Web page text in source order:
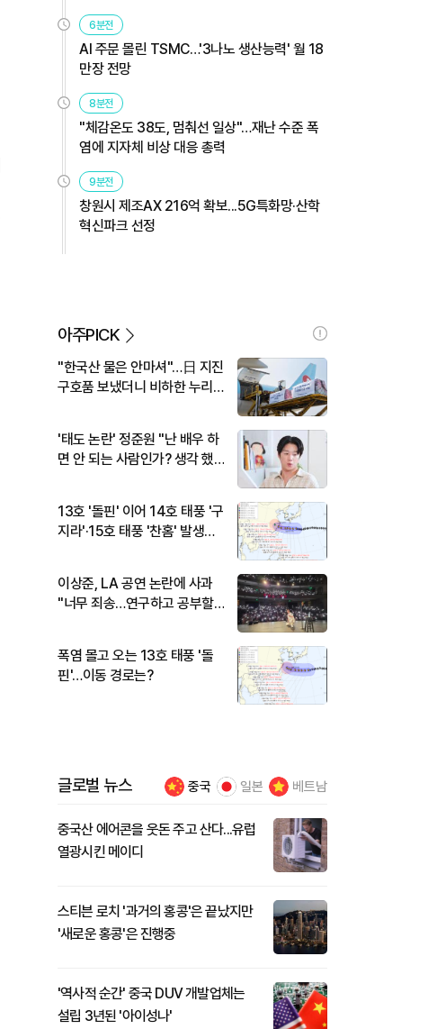
6분전
AI 주문 몰린 TSMC…'3나노 생산능력' 월 18
만장 전망
8분전
"체감온도 38도, 멈춰선 일상"…재난 수준 폭
염에 지자체 비상 대응 총력
9분전
창원시 제조AX 216억 확보...5G특화망·산학
혁신파크 선정
아주PICK
"한국산 물은 안마셔"…日 지진
구호품 보냈더니 비하한 누리
'태도 논란' 정준원 "난 배우 하
면 안 되는 사람인가? 생각 했
13호 '돌핀' 이어 14호 태풍 '구
지라'·15호 태풍 '찬홈' 발생…
이상준, LA 공연 논란에 사과
"너무 죄송…연구하고 공부할
폭염 몰고 오는 13호 태풍 '돌
핀'…이동 경로는?
글로벌 뉴스 중국 일본 베트남
중국산 에어콘을 웃돈 주고 산다...유럽
열광시킨 메이디
스티븐 로치 '과거의 홍콩'은 끝났지만
'새로운 홍콩'은 진행중
'역사적 순간' 중국 DUV 개발업체는
설립 3년된 '아이성나'